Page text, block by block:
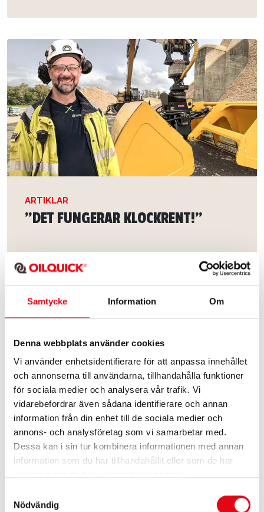
Samtycke Information Om
Denna webbplats använder cookies
Vi använder enhetsidentifierare för att anpassa innehållet
och annonserna till användarna, tillhandahålla funktioner
för sociala medier och analysera vår trafik. Vi
vidarebefordrar även sådana identifierare och annan
information från din enhet till de sociala medier och
annons- och analysföretag som vi samarbetar med.
Dessa kan i sin tur kombinera informationen med annan
information som du har tillhandahållit eller som de har
Nödvändig
ARTIKLAR
”DET FUNGERAR KLOCKRENT!”
NYHETER